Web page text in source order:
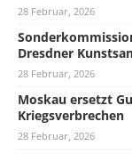
28 Februar, 2026
Dresdner
28 Februar, 2026
Moskau ersetzt
Kriegsverbrechen
28 Februar, 2026